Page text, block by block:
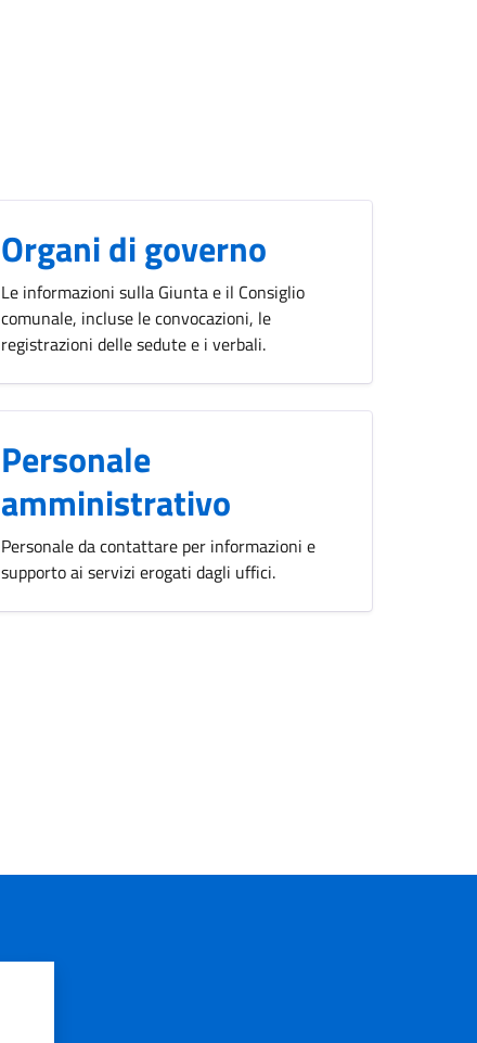
Organi di governo
Le informazioni sulla Giunta e il Consiglio
comunale, incluse le convocazioni, le
registrazioni delle sedute e i verbali.
Personale
amministrativo
Personale da contattare per informazioni e
supporto ai servizi erogati dagli uffici.